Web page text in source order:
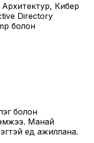
Кибер
Directory
болон
болон
Манай
үед ажиллана.